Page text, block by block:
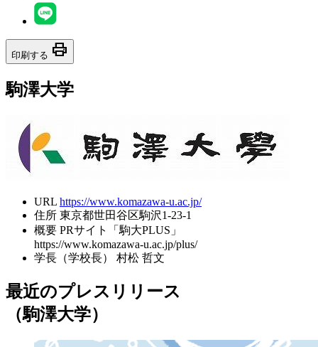
印刷する print
駒澤大学
URL https://www.komazawa-u.ac.jp/
住所 東京都世田谷区駒沢1-23-1
概要 PRサイト「駒大PLUS」
https://www.komazawa-u.ac.jp/plus/
学長（学校長）
村松 哲文
最近のプレスリリース
（駒澤大学）